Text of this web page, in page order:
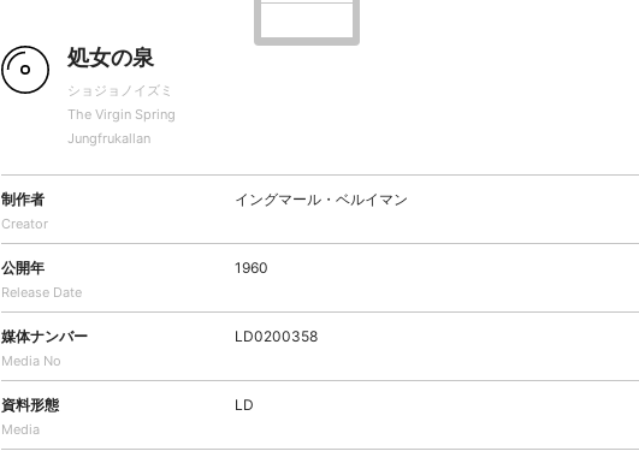
処女の泉
ショジョノイズミ
The Virgin Spring
Jungfrukallan
制作者
Creator
イングマール・ベルイマン
公開年
Release Date
1960
媒体ナンバー
Media No
LD0200358
資料形態
Media
LD